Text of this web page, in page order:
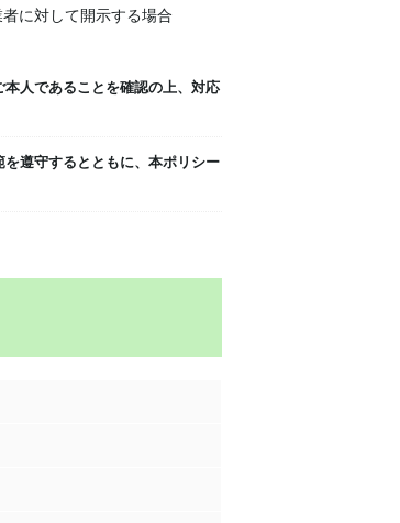
に対して開示する場合
人であることを確認の上、対応
遵守するとともに、本ポリシー